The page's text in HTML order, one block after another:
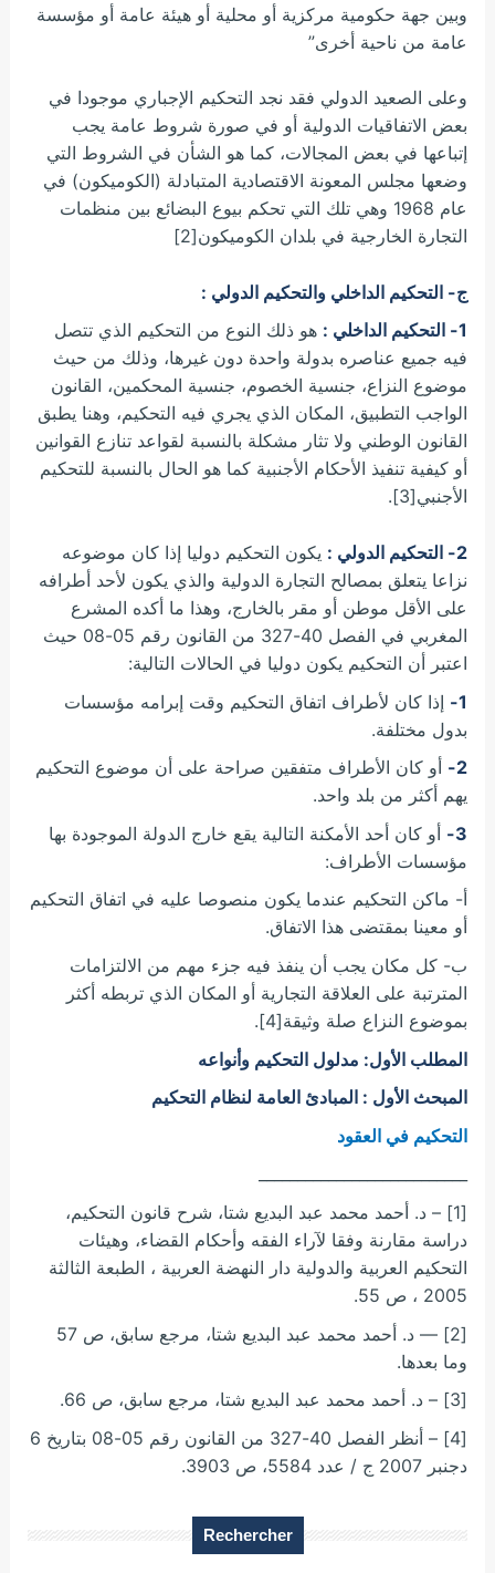
وبين جهة حكومية مركزية أو محلية أو هيئة عامة أو مؤسسة
عامة من ناحية أخرى”
وعلى الصعيد الدولي فقد نجد التحكيم الإجباري موجودا في
بعض الاتفاقيات الدولية أو في صورة شروط عامة يجب
إتباعها في بعض المجالات، كما هو الشأن في الشروط التي
وضعها مجلس المعونة الاقتصادية المتبادلة (الكوميكون) في
عام 1968 وهي تلك التي تحكم بيوع البضائع بين منظمات
التجارة الخارجية في بلدان الكوميكون[2]
ج- التحكيم الداخلي والتحكيم الدولي :
1- التحكيم الداخلي :
هو ذلك النوع من التحكيم الذي تتصل
فيه جميع عناصره بدولة واحدة دون غيرها، وذلك من حيث
موضوع النزاع، جنسية الخصوم، جنسية المحكمين، القانون
الواجب التطبيق، المكان الذي يجري فيه التحكيم، وهنا يطبق
القانون الوطني ولا تثار مشكلة بالنسبة لقواعد تنازع القوانين
أو كيفية تنفيذ الأحكام الأجنبية كما هو الحال بالنسبة للتحكيم
الأجنبي[3].
2- التحكيم الدولي :
يكون التحكيم دوليا إذا كان موضوعه
نزاعا يتعلق بمصالح التجارة الدولية والذي يكون لأحد أطرافه
على الأقل موطن أو مقر بالخارج، وهذا ما أكده المشرع
المغربي في الفصل 40-327 من القانون رقم 05-08 حيث
اعتبر أن التحكيم يكون دوليا في الحالات التالية:
1-
إذا كان لأطراف اتفاق التحكيم وقت إبرامه مؤسسات
بدول مختلفة.
2-
أو كان الأطراف متفقين صراحة على أن موضوع التحكيم
يهم أكثر من بلد واحد.
3-
أو كان أحد الأمكنة التالية يقع خارج الدولة الموجودة بها
مؤسسات الأطراف:
أ- ماكن التحكيم عندما يكون منصوصا عليه في اتفاق التحكيم
أو معينا بمقتضى هذا الاتفاق.
ب- كل مكان يجب أن ينفذ فيه جزء مهم من الالتزامات
المترتبة على العلاقة التجارية أو المكان الذي تربطه أكثر
بموضوع النزاع صلة وثيقة[4].
المطلب الأول: مدلول التحكيم وأنواعه
المبحث الأول : المبادئ العامة لنظام التحكيم
التحكيم في العقود
[1] – د. أحمد محمد عبد البديع شتا، شرح قانون التحكيم،
دراسة مقارنة وفقا لآراء الفقه وأحكام القضاء، وهيئات
التحكيم العربية والدولية دار النهضة العربية ، الطبعة الثالثة
2005 ، ص 55.
[2] — د. أحمد محمد عبد البديع شتا، مرجع سابق، ص 57
وما بعدها.
[3] – د. أحمد محمد عبد البديع شتا، مرجع سابق، ص 66.
[4] – أنظر الفصل 40-327 من القانون رقم 05-08 بتاريخ 6
دجنبر 2007 ج / عدد 5584، ص 3903.
Rechercher